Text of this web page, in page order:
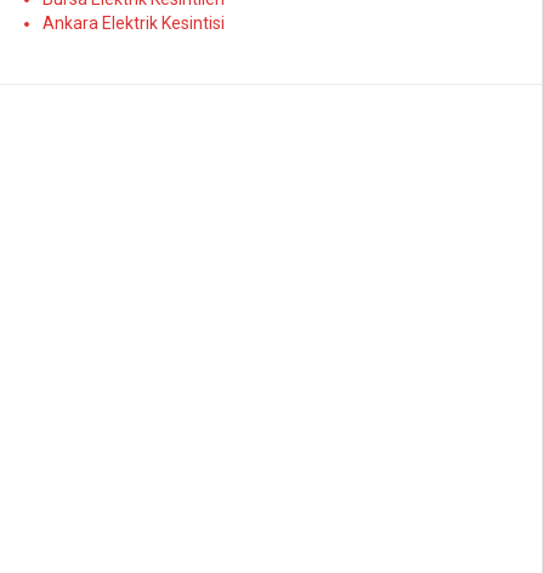
Ankara Elektrik Kesintisi